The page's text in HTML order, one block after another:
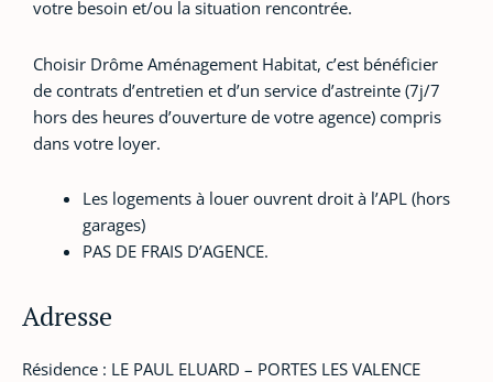
votre besoin et/ou la situation rencontrée.
Choisir Drôme Aménagement Habitat, c’est bénéficier
de contrats d’entretien et d’un service d’astreinte (7j/7
hors des heures d’ouverture de votre agence) compris
dans votre loyer.
Les logements à louer ouvrent droit à l’APL (hors
garages)
PAS DE FRAIS D’AGENCE.
Adresse
Résidence : LE PAUL ELUARD – PORTES LES VALENCE